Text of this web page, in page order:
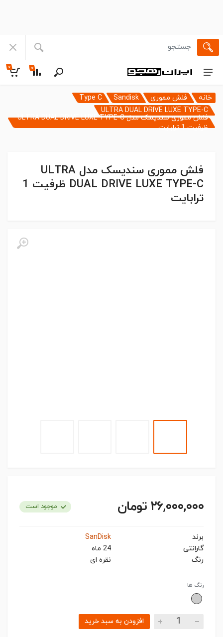
۰ ۰
خانه فلش مموری Sandisk
Type C
ULTRA DUAL DRIVE LUXE TYPE-C
فلش مموری سندیسک مدل ULTRA DUAL DRIVE LUXE TYPE-C
ظرفیت 1 ترابایت
فلش مموری سندیسک مدل ULTRA
DUAL DRIVE LUXE TYPE-C ظرفیت 1
ترابایت
۲۶,۰۰۰,۰۰۰ تومان موجود است
برند
SanDisk
گارانتی
24 ماه
رنگ
نقره ای
رنگ ها
افزودن به سبد خرید